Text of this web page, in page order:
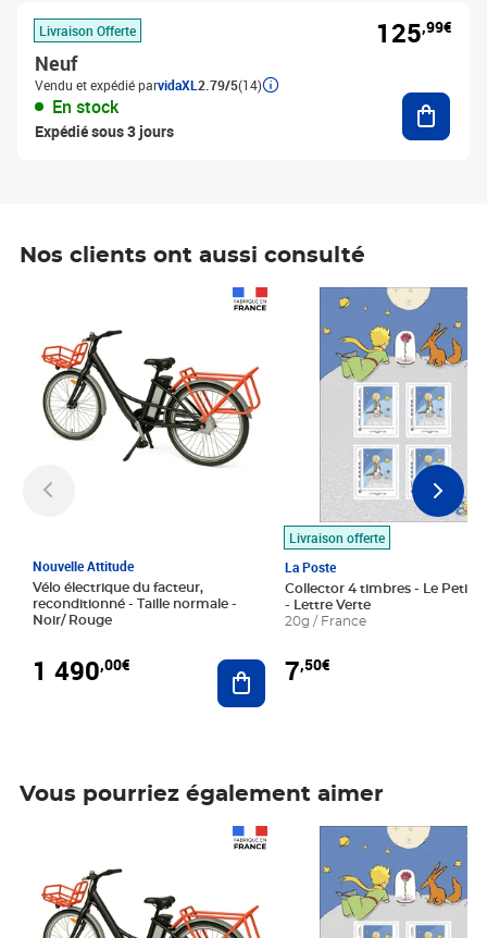
Livraison Offerte
Neuf
Vendu et expédié parvidaXL 2.79/5(14)
En stock
Expédié sous 3 jours
125,99€
Nos clients ont aussi consulté
Nouvelle Attitude
Vélo électrique du facteur,
reconditionné - Taille normale -
Noir/ Rouge
1 490,00€ Ajouter au panier
Livraison offerte
La Poste
Collector 4 timbres - Le Petit
- Lettre Verte
20g / France
7,50€
Prix 7,50€
Vous pourriez également aimer
Prix 7,50€